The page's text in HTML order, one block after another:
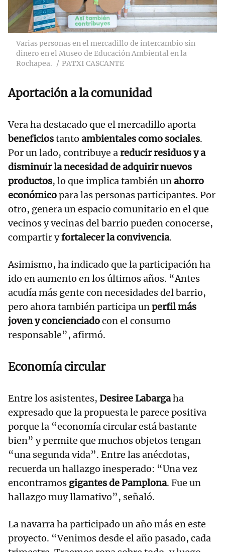
Varias personas en el mercadillo de intercambio sin
dinero en el Museo de Educación Ambiental en la
Rochapea.
PATXI CASCANTE
Aportación a la comunidad
Vera ha destacado que el mercadillo aporta
beneficiostanto ambientales como sociales.
Por un lado, contribuye areducir residuos y a
disminuir la necesidad de adquirir nuevos
productos, lo que implica también unahorro
económicopara las personas participantes. Por
otro, genera un espacio comunitario en el que
vecinos y vecinas del barrio pueden conocerse,
compartir yfortalecer la convivencia.
Asimismo, ha indicado que la participación ha
ido en aumento en los últimos años. “Antes
acudía más gente con necesidades del barrio,
pero ahora también participa unperfil más
joven y concienciadocon el consumo
responsable”, afirmó.
Economía circular
Entre los asistentes, Desiree Labargaha
expresado que la propuesta le parece positiva
porque la “economía circular está bastante
bien” y permite que muchos objetos tengan
“una segunda vida”. Entre las anécdotas,
recuerda un hallazgo inesperado: “Una vez
encontramos gigantes de Pamplona. Fue un
hallazgo muy llamativo”, señaló.
La navarra ha participado un año más en este
proyecto. “Venimos desde el año pasado, cada